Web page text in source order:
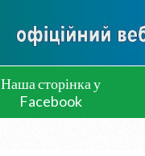
Наша сторінка у
Facebook